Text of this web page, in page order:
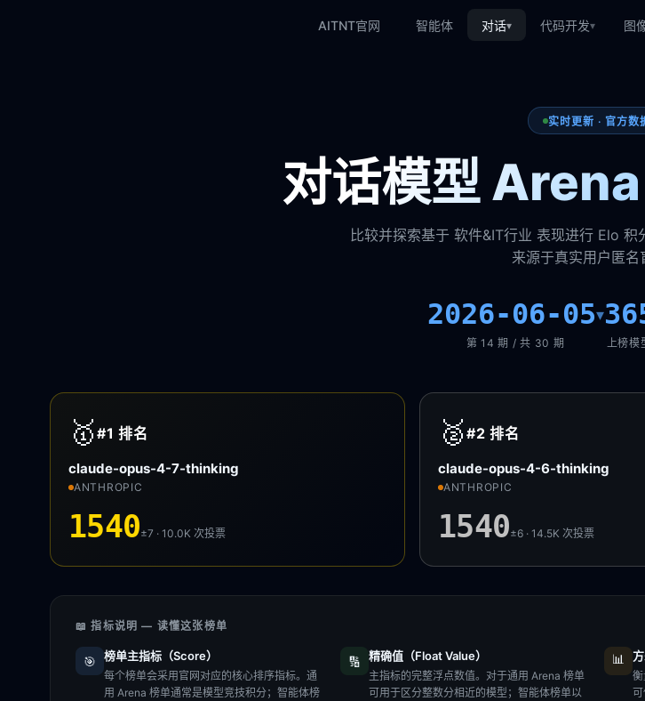
AITNT官网 智能体 对话▾ 代码开发▾ 图
实时更新 · 官方数
对话模型
比较并探索基于 软件&IT行业 表现进行 Elo
来源于真实用户匿名
2026-06-05▾
第 14 期 / 共 30 期 上榜模
🥇 #1排名
claude-opus-4-7-thinking
ANTHROPIC
1540±7 · 10.0K次投票
🥈 #2排名
claude-opus-4-6-thinking
ANTHROPIC
1540±6 · 14.5K次投票
📖 指标说明 — 读懂这张榜单
🎯 榜单主指标（Score）
每个榜单会采用官网对应的核心排序指标。通
用 Arena 榜单通常是模型竞技积分；智能体榜
🔢 精确值（Float Value）
主指标的完整浮点数值。对于通用 Arena 榜单
可用于区分整数分相近的模型；智能体榜单以
📊
可